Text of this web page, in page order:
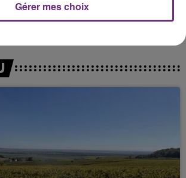
Gérer mes choix